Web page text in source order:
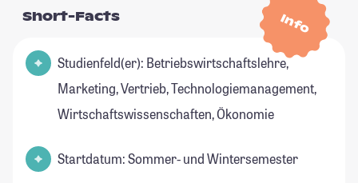
Info
Short-Facts
Studienfeld(er): Betriebswirtschaftslehre,
Marketing, Vertrieb, Technologiemanagement,
Wirtschaftswissenschaften, Ökonomie
Startdatum: Sommer- und Wintersemester